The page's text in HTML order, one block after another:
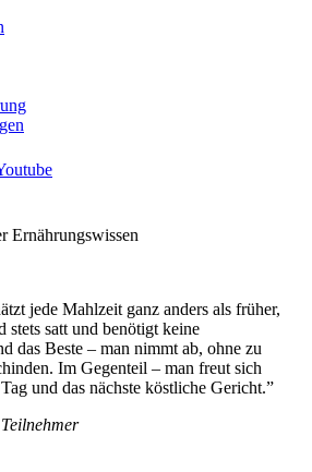
Ernährungswissen
jede Mahlzeit ganz anders als früher,
stets satt und benötigt keine
das Beste – man nimmt ab, ohne zu
Im Gegenteil – man freut sich
und das nächste köstliche Gericht.”